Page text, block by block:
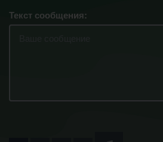
Текст сообщения: